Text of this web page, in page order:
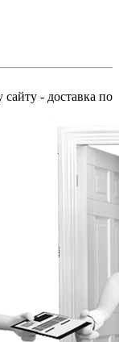
- доставка по